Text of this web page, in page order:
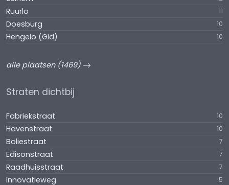
Ruurlo 11
Doesburg 10
Hengelo (Gld) 10
alle plaatsen (1469)
Straten dichtbij
Fabriekstraat 10
Havenstraat 10
Boliestraat 7
Edisonstraat 7
Raadhuisstraat 7
Innovatieweg 5